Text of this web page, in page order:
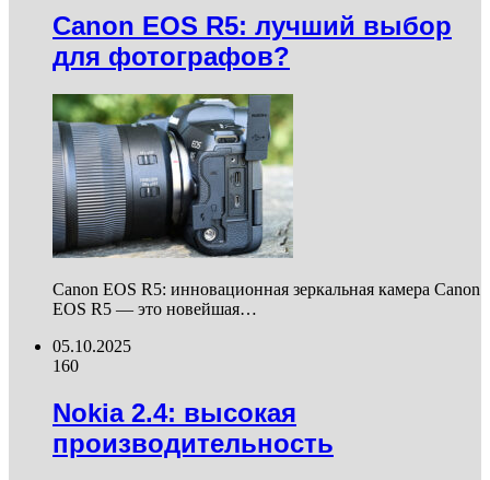
Canon EOS R5: лучший выбор
для фотографов?
Canon EOS R5: инновационная зеркальная камера Canon
EOS R5 — это новейшая…
05.10.2025
160
Nokia 2.4: высокая
производительность